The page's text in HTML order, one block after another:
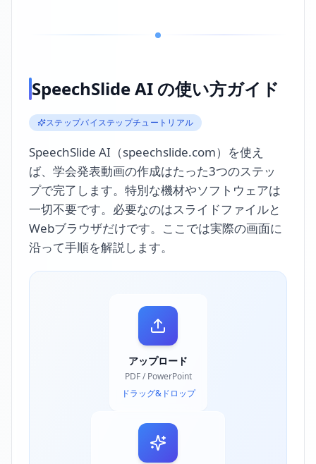
SpeechSlide AI の使い方ガイド
ステップバイステップチュートリアル
SpeechSlide AI（speechslide.com）を使え
ば、学会発表動画の作成はたった3つのステッ
プで完了します。特別な機材やソフトウェアは
一切不要です。必要なのはスライドファイルと
Webブラウザだけです。ここでは実際の画面に
沿って手順を解説します。
アップロード
PDF / PowerPoint
ドラッグ&ドロップ